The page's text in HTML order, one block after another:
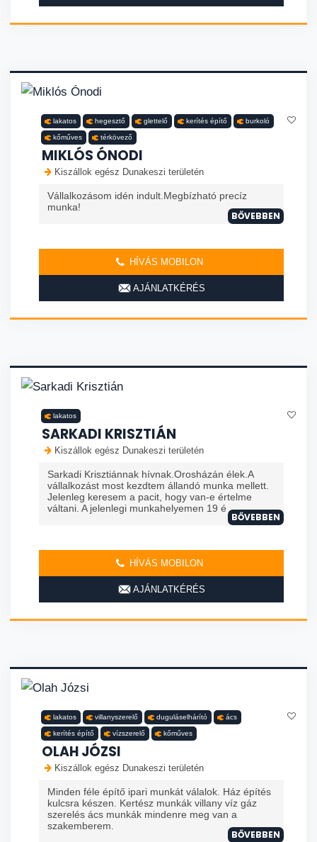
lakatos hegesztő glettelő kerítés építő burkoló
kőműves térkövező
MIKLÓS ÓNODI
Kiszállok egész Dunakeszi területén
Vállalkozásom idén indult.Megbízható precíz
munka!
BŐVEBBEN
HÍVÁS MOBILON
AJÁNLATKÉRÉS
lakatos
SARKADI KRISZTIÁN
Kiszállok egész Dunakeszi területén
Sarkadi Krisztiánnak hívnak.Orosházán élek.A
vállalkozást most kezdtem állandó munka mellett.
Jelenleg keresem a pacit, hogy van-e értelme
váltani. A jelenlegi munkahelyemen 19 é
BŐVEBBEN
HÍVÁS MOBILON
AJÁNLATKÉRÉS
lakatos villanyszerelő duguláselhárító ács
kerítés építő vízszerelő kőműves
OLAH JÓZSI
Kiszállok egész Dunakeszi területén
Minden féle építő ipari munkát válalok. Ház építés
kulcsra készen. Kertész munkák villany víz gáz
szerelés ács munkák mindenre meg van a
szakemberem.
BŐVEBBEN